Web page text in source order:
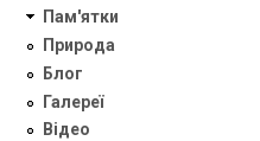
Пам'ятки
Природа
Блог
Галереї
Відео